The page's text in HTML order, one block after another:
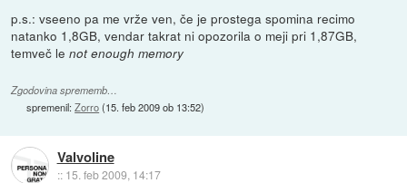
p.s.: vseeno pa me vrže ven, če je prostega spomina recimo
natanko 1,8GB, vendar takrat ni opozorila o meji pri 1,87GB,
temveč lenot enough memory
Zgodovina sprememb…
spremenil:Zorro(15. feb 2009 ob 13:52)
Valvoline
:: 15. feb 2009, 14:17